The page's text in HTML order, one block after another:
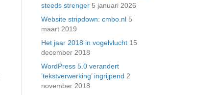
steeds strenger 5 januari 2026
Website stripdown: cmbo.nl 5
maart 2019
Het jaar 2018 in vogelvlucht 15
december 2018
WordPress 5.0 verandert
’tekstverwerking’ ingrijpend 2
november 2018